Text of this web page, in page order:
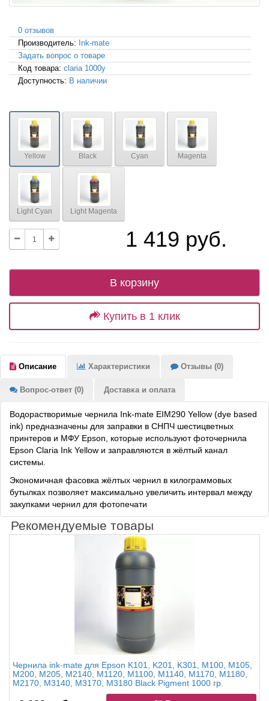
0 отзывов
Производитель: Ink-mate
Задать вопрос о товаре
Код товара: claria 1000y
Доступность: В наличии
Yellow Black Cyan Magenta
Light Cyan Light Magenta
1 419 руб.
В корзину
Купить в 1 клик
Описание Характеристики Отзывы (0)
Вопрос-ответ (0) Доставка и оплата
Водорастворимые чернила Ink-mate EIM290 Yellow (dye based
ink) предназначены для заправки в СНПЧ шестицветных
принтеров и МФУ Epson, которые используют фоточернила
Epson Claria Ink Yellow и заправляются в жёлтый канал
системы.
Экономичная фасовка жёлтых чернил в килограммовых
бутылках позволяет максимально увеличить интервал между
закупками чернил для фотопечати
Рекомендуемые товары
Чернила ink-mate для Epson K101, K201, K301, M100, M105,
M200, M205, M2140, M1120, M1100, M1140, M1170, M1180,
M2170, M3140, M3170, M3180 Black Pigment 1000 гр.